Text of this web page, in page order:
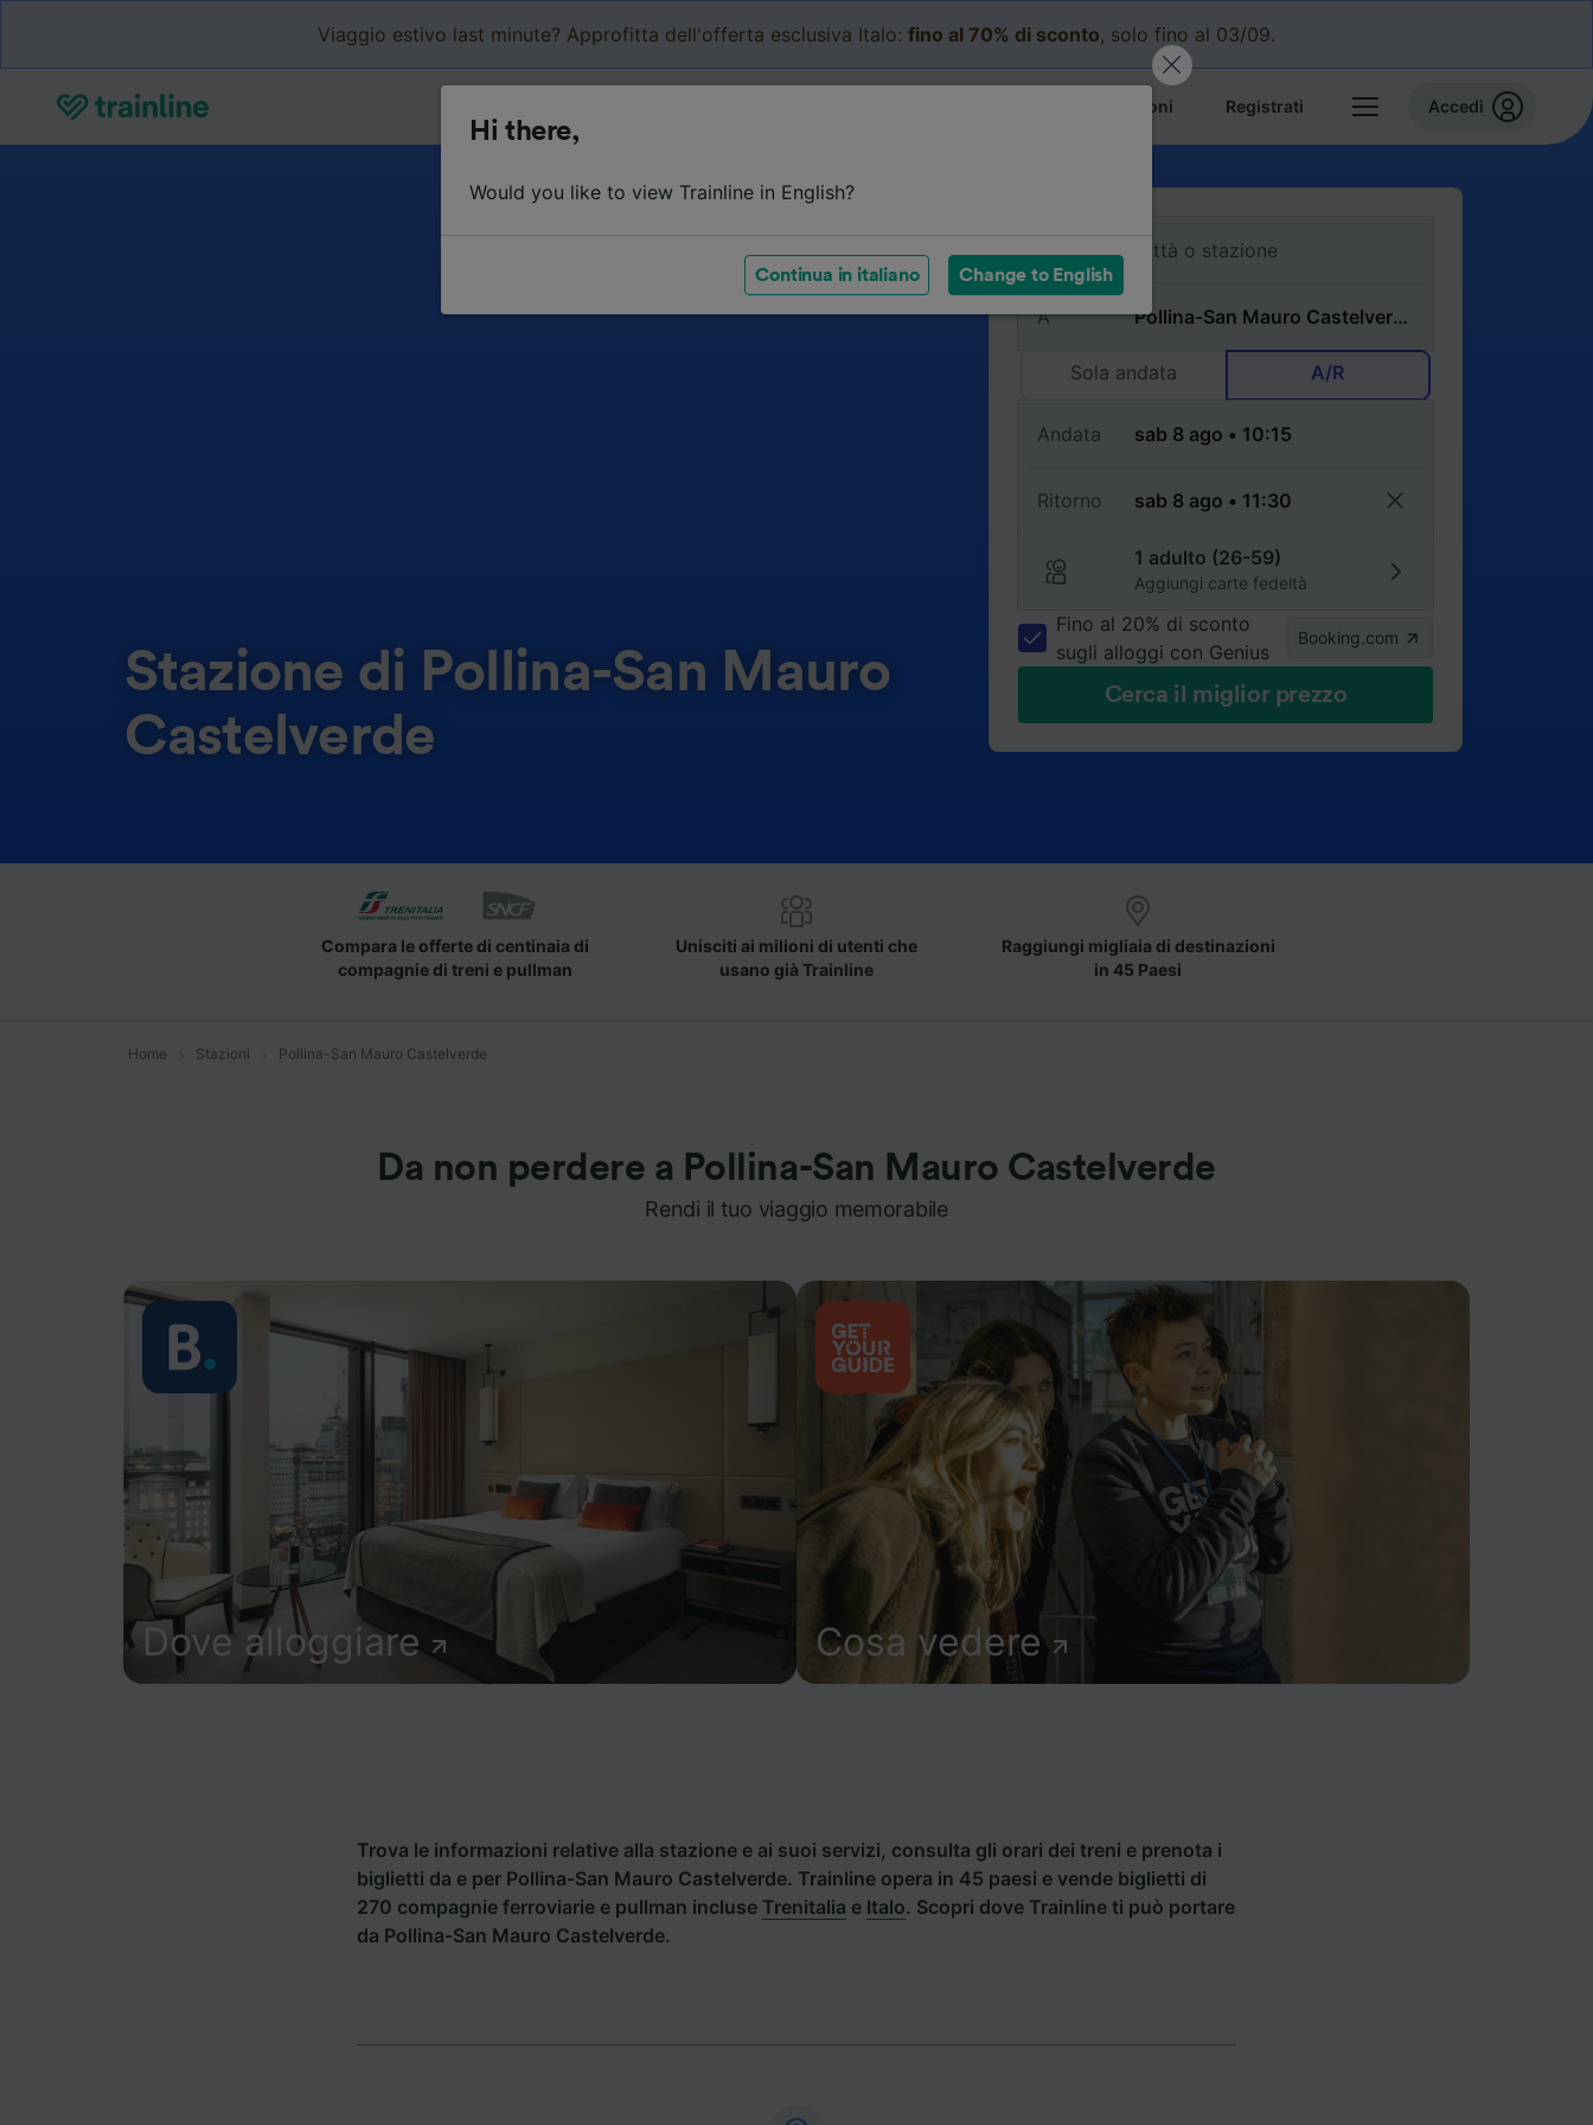
Viaggio estivo last minute? Approfitta dell'offerta esclusiva Italo: fino al 70% di sconto, solo fino al 03/09.
Le mie prenotazioni Registrati Accedi
Stazione di Pollina-San Mauro
Castelverde
Da
A
Sola andata A/R
Andata
Ritorno
1 adulto (26-59)
Aggiungi carte fedeltà
Fino al 20% di sconto
sugli alloggi con Genius
Booking.com
Cerca il miglior prezzo
Compara le offerte di centinaia di
compagnie di treni e pullman
Unisciti ai milioni di utenti che
usano già Trainline
Raggiungi migliaia di destinazioni
in 45 Paesi
Home Stazioni Pollina-San Mauro Castelverde
Da non perdere a Pollina-San Mauro Castelverde
Rendi il tuo viaggio memorabile
Dove alloggiare Cosa vedere
Trova le informazioni relative alla stazione e ai suoi servizi, consulta gli orari dei treni e prenota i
biglietti da e per Pollina-San Mauro Castelverde. Trainline opera in 45 paesi e vende biglietti di
270 compagnie ferroviarie e pullman incluse Trenitalia e Italo. Scopri dove Trainline ti può portare
da Pollina-San Mauro Castelverde.
Hi there,
Would you like to view Trainline in English?
Continua in italiano Change to English